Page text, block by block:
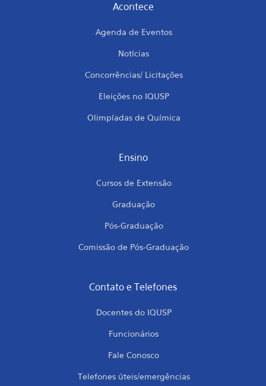
Acontece
Agenda de Eventos
Notícias
Concorrências/ Licitações
Eleições no IQUSP
Olimpíadas de Química
Ensino
Cursos de Extensão
Graduação
Pós-Graduação
Comissão de Pós-Graduação
Contato e Telefones
Docentes do IQUSP
Funcionários
Fale Conosco
Telefones úteis/emergências